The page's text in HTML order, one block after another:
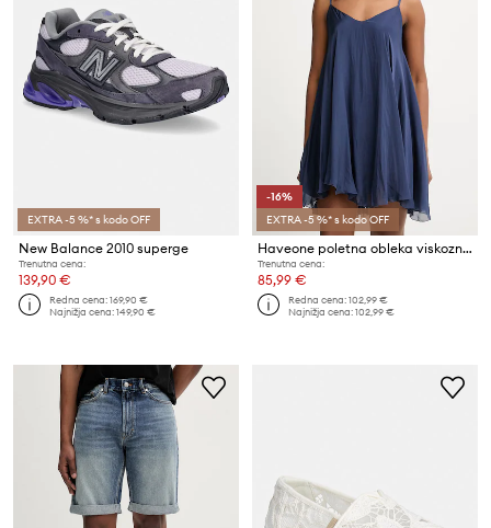
EXTRA -5 %* s kodo OFF
New Balance 2010 superge
Trenutna cena:
139,90 €
Redna cena:169,90 €
Najnižja cena:149,90 €
-16%
EXTRA -5 %* s kodo OFF
Haveone poletna obleka viskozna
Trenutna cena:
85,99 €
Redna cena:102,99 €
Najnižja cena:102,99 €